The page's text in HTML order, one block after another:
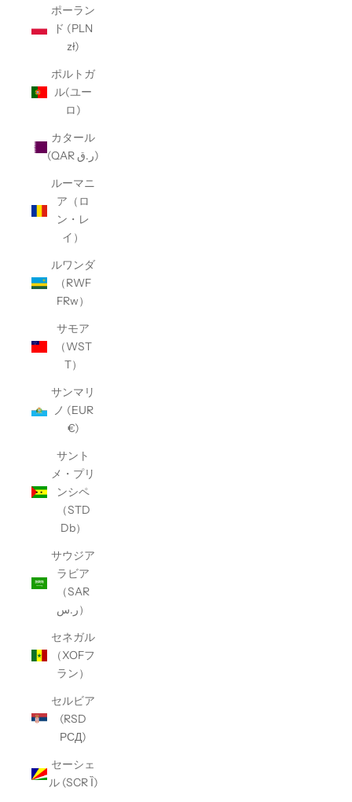
ポーラン
ド (PLN
zł)
ポルトガ
ル(ユー
ロ)
カタール
(QAR ر.ق)
ルーマニ
ア（ロ
ン・レ
イ）
ルワンダ
（RWF
FRw）
サモア
（WST
T）
サンマリ
ノ (EUR
€)
サント
メ・プリ
ンシペ
（STD
Db）
サウジア
ラビア
（SAR
ر.س）
セネガル
（XOFフ
ラン）
セルビア
(RSD
РСД)
セーシェ
ル (SCR Ȉ)